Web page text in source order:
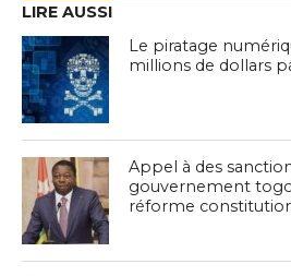
LIRE AUSSI
Le piratage
millions de dollars
Appel à des
gouvernement
réforme